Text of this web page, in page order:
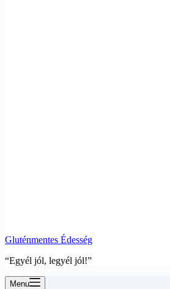
Gluténmentes Édesség
“Egyél jól, legyél jól!”
Menu